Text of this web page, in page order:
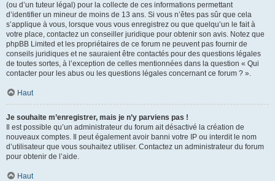
(ou d’un tuteur légal) pour la collecte de ces informations permettant
d’identifier un mineur de moins de 13 ans. Si vous n’êtes pas sûr que cela
s’applique à vous, lorsque vous vous enregistrez ou que quelqu’un le fait à
votre place, contactez un conseiller juridique pour obtenir son avis. Notez que
phpBB Limited et les propriétaires de ce forum ne peuvent pas fournir de
conseils juridiques et ne sauraient être contactés pour des questions légales
de toutes sortes, à l’exception de celles mentionnées dans la question « Qui
contacter pour les abus ou les questions légales concernant ce forum ? ».
Haut
Je souhaite m’enregistrer, mais je n’y parviens pas !
Il est possible qu’un administrateur du forum ait désactivé la création de
nouveaux comptes. Il peut également avoir banni votre IP ou interdit le nom
d’utilisateur que vous souhaitez utiliser. Contactez un administrateur du forum
pour obtenir de l’aide.
Haut